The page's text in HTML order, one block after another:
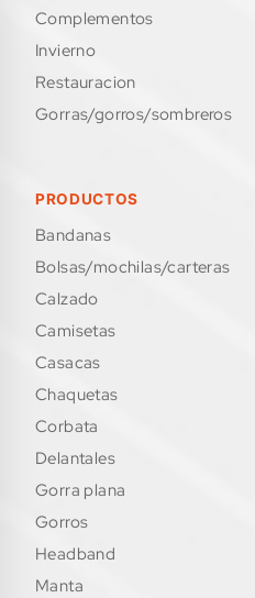
complementos
invierno
restauracion
gorras/gorros/sombreros
PRODUCTOS
bandanas
bolsas/mochilas/carteras
calzado
camisetas
casacas
chaquetas
corbata
delantales
gorra plana
gorros
headband
manta